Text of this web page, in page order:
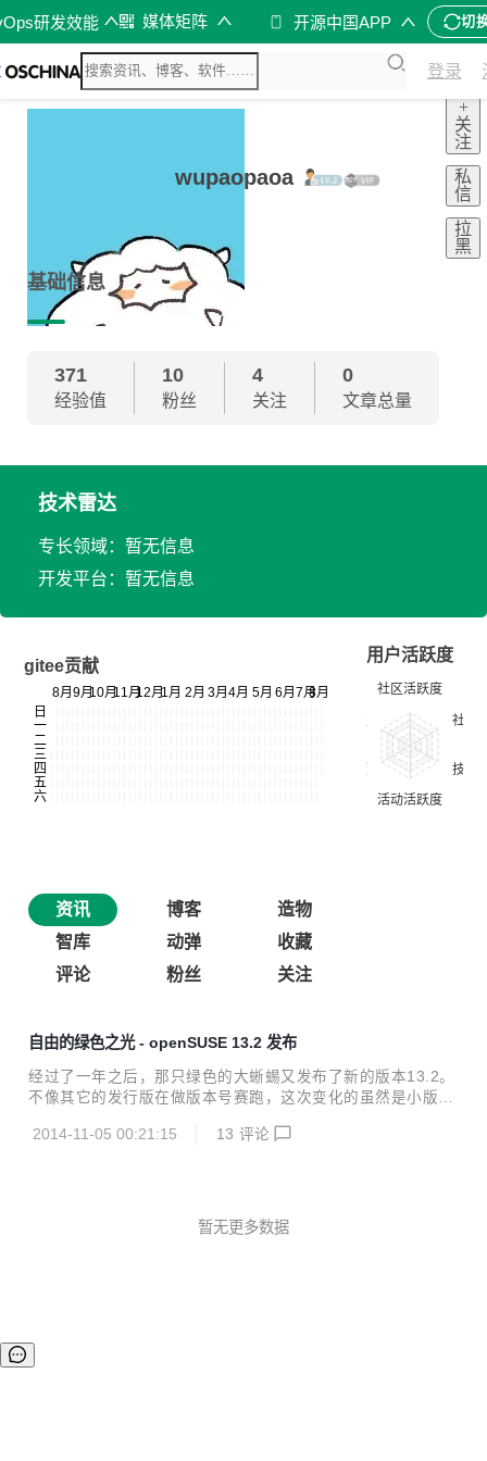
研发效能 媒体矩阵 开源中国APP 切
登录
wupaopaoa
+
关
注
私
信
拉
黑
基础信息
371
经验值
10
粉丝
4
关注
0
文章总量
技术雷达
专长领域：暂无信息
开发平台：暂无信息
gitee贡献
用户活跃度
资讯 博客
造物
智库
动弹
收藏
评论
粉丝 关注
自由的绿色之光 - openSUSE 13.2 发布
经过了一年之后，那只绿色的大蜥蜴又发布了新的版本13.2。
不像其它的发行版在做版本号赛跑，这次变化的虽然是小版本
了针对 NVIDIA 开源显卡驱动 Nouveau 的改进，以及针对 Int
从 0.1.7 版跳到了 0.2.4 版，添加了直接引导到某一版本快照
2014-11-05 00:21:15 13 评论
暂无更多数据